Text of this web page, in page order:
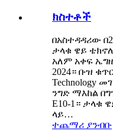
ክስተቶች
በአስተዳዳሪው
ታላቁ ዌይ
አለም አቀፍ
2024። ቡዝ ቁጥር
Technology
ንግድ ማእከል
E10-1። ታላቁ
ላይ…
ተጨማሪ ያንብቡ